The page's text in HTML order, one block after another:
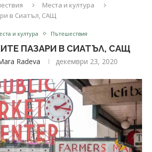
Места и култура
в Сиатъл, САЩ
и култура Пътешествия
ПАЗАРИ В СИАТЪЛ, САЩ
Radeva декември 23, 2020